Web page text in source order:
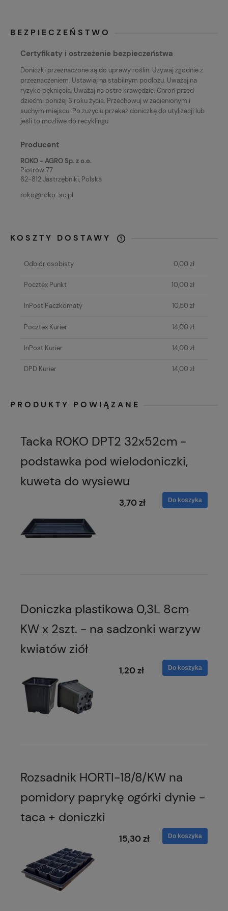
BEZPIECZEŃSTWO
Certyfikaty i ostrzeżenie bezpieczeństwa
Doniczki przeznaczone są do uprawy roślin. Używaj zgodnie z
przeznaczeniem. Ustawiaj na stabilnym podłożu. Uważaj na
ryzyko pęknięcia. Uważaj na ostre krawędzie. Chroń przed
dziećmi poniżej 3 roku życia. Przechowuj w zacienionym i
suchym miejscu. Po zużyciu przekaż doniczkę do utylizacji lub
jeśli to możliwe do recyklingu.
Producent
ROKO - AGRO Sp. z o.o.
Piotrów 77
62-812 Jastrzębniki, Polska
roko@roko-sc.pl
KOSZTY DOSTAWY
Odbiór osobisty 0,00 zł
Pocztex Punkt 10,00 zł
InPost Paczkomaty 10,50 zł
Pocztex Kurier 14,00 zł
InPost Kurier 14,00 zł
DPD Kurier 14,00 zł
PRODUKTY POWIĄZANE
Tacka ROKO DPT2 32x52cm -
podstawka pod wielodoniczki,
kuweta do wysiewu
3,70 zł Do koszyka
Doniczka plastikowa 0,3L 8cm
KW x 2szt. - na sadzonki warzyw
kwiatów ziół
1,20 zł Do koszyka
Rozsadnik HORTI-18/8/KW na
pomidory paprykę ogórki dynie -
taca + doniczki
15,30 zł Do koszyka